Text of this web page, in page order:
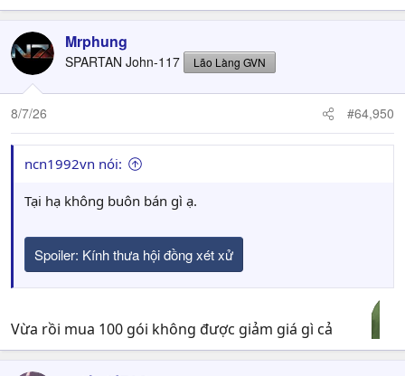
Mrphung
SPARTAN John-117 Lão Làng GVN
8/7/26 #64,950
ncn1992vn nói:
Tại hạ không buôn bán gì ạ.
Spoiler: Kính thưa hội đồng xét xử
Vừa rồi mua 100 gói không được giảm giá gì cả